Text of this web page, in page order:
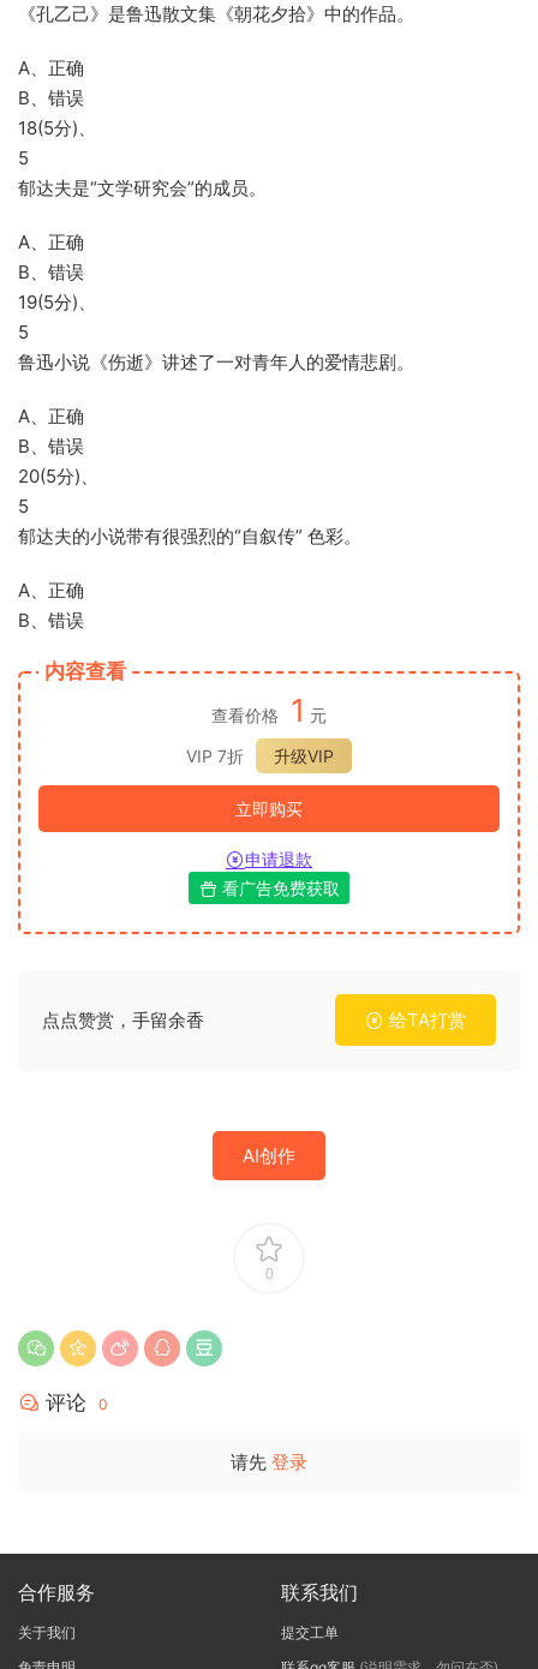
《孔乙己》是鲁迅散文集《朝花夕拾》中的作品。
A、正确
B、错误
18(5分)、
5
郁达夫是“文学研究会”的成员。
A、正确
B、错误
19(5分)、
5
鲁迅小说《伤逝》讲述了一对青年人的爱情悲剧。
A、正确
B、错误
20(5分)、
5
郁达夫的小说带有很强烈的“自叙传” 色彩。
A、正确
B、错误
内容查看
查看价格 1 元
VIP 7折
升级VIP
立即购买
申请退款
看广告免费获取
点点赞赏，手留余香 给TA打赏
AI创作
0
评论 0
请先 登录
合作服务
关于我们
联系我们
提交工单